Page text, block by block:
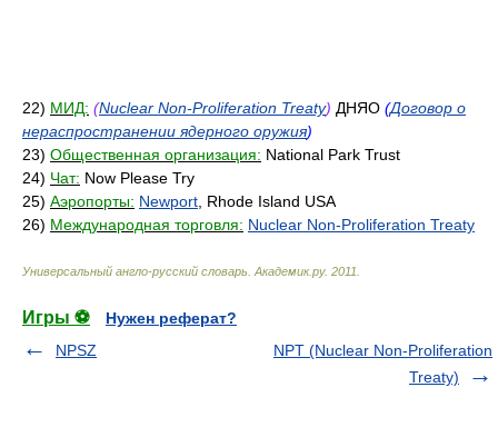
22) МИД: (Nuclear Non-Proliferation Treaty) ДНЯО (Договор о
нераспространении ядерного оружия)
23) Общественная организация: National Park Trust
24) Чат: Now Please Try
25) Аэропорты: Newport , Rhode Island USA
26) Международная торговля: Nuclear Non-Proliferation Treaty
Универсальный англо-русский словарь Академик.ру. 2011
Игры ⚽
Нужен реферат?
NPSZ
NPT (Nuclear Non-Proliferation
Treaty)